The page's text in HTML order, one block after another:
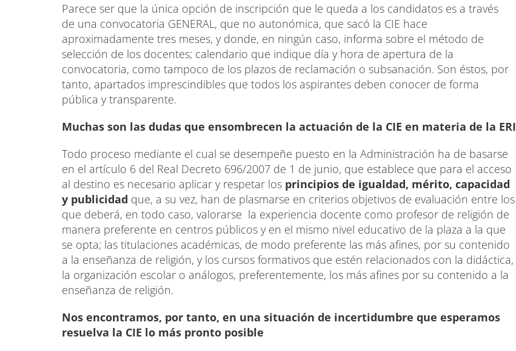
Parece ser que la única opción de inscripción que le queda a los candidatos es a través
de una convocatoria GENERAL, que no autonómica, que sacó la CIE hace
aproximadamente tres meses, y donde, en ningún caso, informa sobre el método de
selección de los docentes; calendario que indique día y hora de apertura de la
convocatoria, como tampoco de los plazos de reclamación o subsanación. Son éstos, por
tanto, apartados imprescindibles que todos los aspirantes deben conocer de forma
pública y transparente.
Muchas son las dudas que ensombrecen la actuación de la CIE en materia de la ERI
Todo proceso mediante el cual se desempeñe puesto en la Administración ha de basarse
en el artículo 6 del Real Decreto 696/2007 de 1 de junio, que establece que para el acceso
al destino es necesario aplicar y respetar los principios de igualdad, mérito, capacidad
y publicidad que, a su vez, han de plasmarse en criterios objetivos de evaluación entre los
que deberá, en todo caso, valorarse la experiencia docente como profesor de religión de
manera preferente en centros públicos y en el mismo nivel educativo de la plaza a la que
se opta; las titulaciones académicas, de modo preferente las más afines, por su contenido
a la enseñanza de religión, y los cursos formativos que estén relacionados con la didáctica,
la organización escolar o análogos, preferentemente, los más afines por su contenido a la
enseñanza de religión.
Nos encontramos, por tanto, en una situación de incertidumbre que esperamos
resuelva la CIE lo más pronto posible